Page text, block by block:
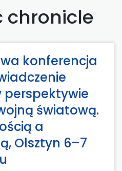
chronicle
konferencja
perspektywie
światową.
a
Olsztyn 6–7